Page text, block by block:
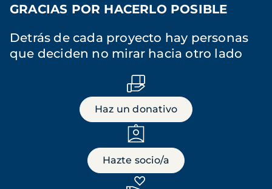
GRACIAS POR HACERLO POSIBLE
Detrás de cada proyecto hay personas
que deciden no mirar hacia otro lado
Haz un donativo
Hazte socio/a